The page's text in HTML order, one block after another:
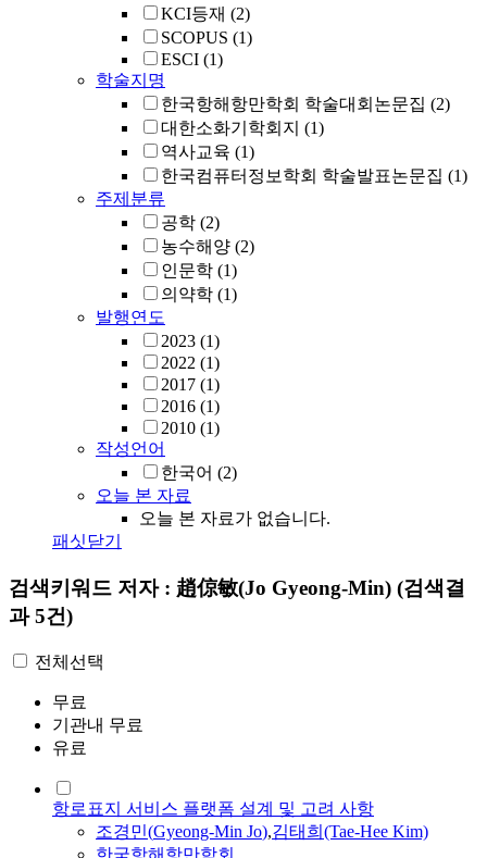
KCI등재 (2)
SCOPUS (1)
ESCI (1)
학술지명
한국항해항만학회 학술대회논문집 (2)
대한소화기학회지 (1)
역사교육 (1)
한국컴퓨터정보학회 학술발표논문집 (1)
주제분류
공학 (2)
농수해양 (2)
인문학 (1)
의약학 (1)
발행연도
2023 (1)
2022 (1)
2017 (1)
2016 (1)
2010 (1)
작성언어
한국어 (2)
오늘 본 자료
오늘 본 자료가 없습니다.
패싯닫기
검색키워드 저자 : 趙倞敏(Jo Gyeong-Min) (검색결
과 5건)
전체선택
무료
기관내 무료
유료
항로표지 서비스 플랫폼 설계 및 고려 사항
조경민(Gyeong-Min Jo),김태희(Tae-Hee Kim)